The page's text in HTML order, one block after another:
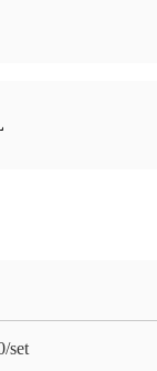
set